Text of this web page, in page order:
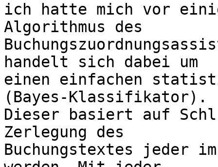
ich hatte mich vor
Algorithmus des
handelt sich dabei um
einen einfachen
(Bayes-Klassifikator).
Dieser basiert auf
Zerlegung des
Buchungstextes jeder